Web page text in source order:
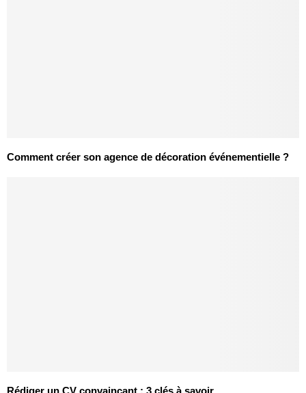
Comment créer son agence de décoration événementielle ?